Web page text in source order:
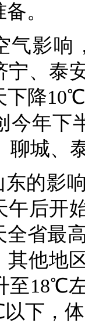
。
气影
宁、泰
下降
今年下
聊城、
东的影
午后开
全省最
他地
至18℃
下，